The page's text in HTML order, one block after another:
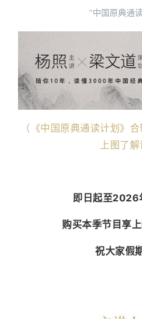
“中国原典通
（《中国原典通读计划》
上图了解
即日起至2026
购买本季节目享
祝大家假